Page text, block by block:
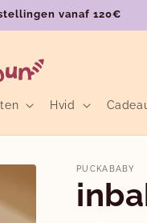
vanaf 120€
Hvid
PUCKABABY